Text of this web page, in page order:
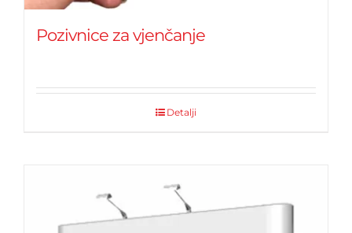
Pozivnice za vjenčanje
Detalji